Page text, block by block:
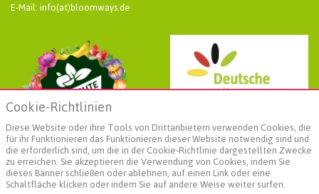
E-Mail: info(at)bloomways.de
Weiterführende Informationen
Cookie-Richtlinien
Diese Website oder ihre Tools von Drittanbietern verwenden Cookies, die
für ihr Funktionieren das Funktionieren dieser Website notwendig sind und
die erforderlich sind, um die in der Cookie-Richtlinie dargestellten Zwecke
zu erreichen. Sie akzeptieren die Verwendung von Cookies, indem Sie
dieses Banner schließen oder ablehnen, auf einen Link oder eine
Schaltfläche klicken oder indem Sie auf andere Weise weiter surfen.